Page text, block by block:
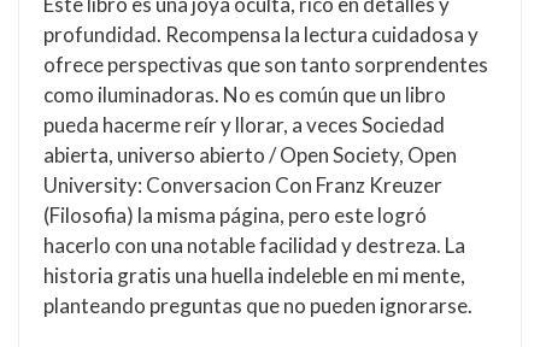
profundidad. Recompensa la lectura cuidadosa y
ofrece perspectivas que son tanto sorprendentes
como iluminadoras. No es común que un libro
pueda hacerme reír y llorar, a veces Sociedad
abierta, universo abierto / Open Society, Open
University: Conversacion Con Franz Kreuzer
(Filosofia) la misma página, pero este logró
hacerlo con una notable facilidad y destreza. La
historia gratis una huella indeleble en mi mente,
planteando preguntas que no pueden ignorarse.